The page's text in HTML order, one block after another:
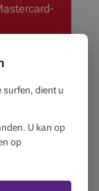
onder
en
tot
surfen, dient u
U kan op
op